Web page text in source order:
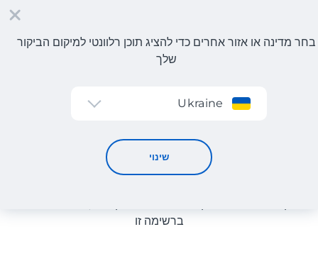
בחר מדינה או אזור אחרים כדי להציג תוכן רלוונטי למיקום הביקור
שלך
Ukraine
שינוי
קטלוג חנויות
קטלוג חנויות
ברשימה זו